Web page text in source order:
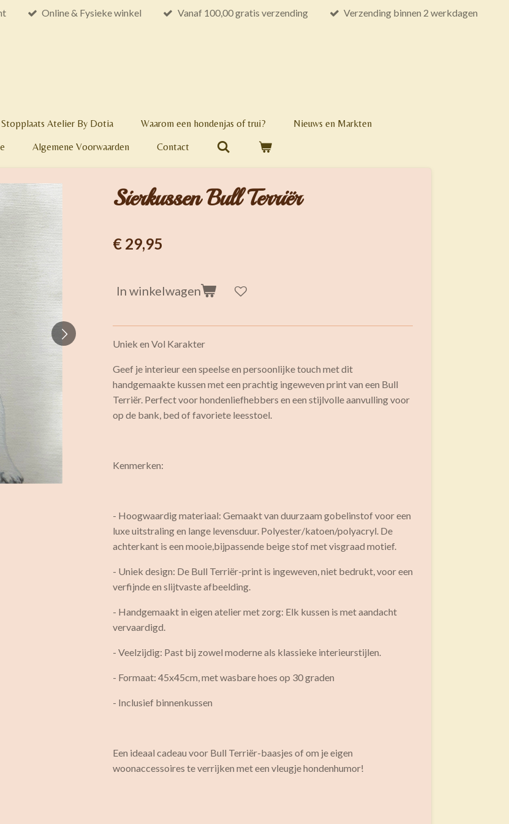
Online & Fysieke winkel Vanaf 100,00 gratis verzending Verzending binnen 2 werkdagen
Stopplaats Atelier By Dotia Waarom een hondenjas of trui?
Nieuws en Markten
Algemene Voorwaarden Contact
Sierkussen Bull Terriër
€ 29,95
In winkelwagen
Uniek en Vol Karakter
Geef je interieur een speelse en persoonlijke touch met dit
handgemaakte kussen met een prachtig ingeweven print van een Bull
Terriër. Perfect voor hondenliefhebbers en een stijlvolle aanvulling voor
op de bank, bed of favoriete leesstoel.
Kenmerken:
- Hoogwaardig materiaal: Gemaakt van duurzaam gobelinstof voor een
luxe uitstraling en lange levensduur. Polyester/katoen/polyacryl. De
achterkant is een mooie,bijpassende beige stof met visgraad motief.
- Uniek design: De Bull Terriër-print is ingeweven, niet bedrukt, voor een
verfijnde en slijtvaste afbeelding.
- Handgemaakt in eigen atelier met zorg: Elk kussen is met aandacht
vervaardigd.
- Veelzijdig: Past bij zowel moderne als klassieke interieurstijlen.
- Formaat: 45x45cm, met wasbare hoes op 30 graden
- Inclusief binnenkussen
Een ideaal cadeau voor Bull Terriër-baasjes of om je eigen
woonaccessoires te verrijken met een vleugje hondenhumor!